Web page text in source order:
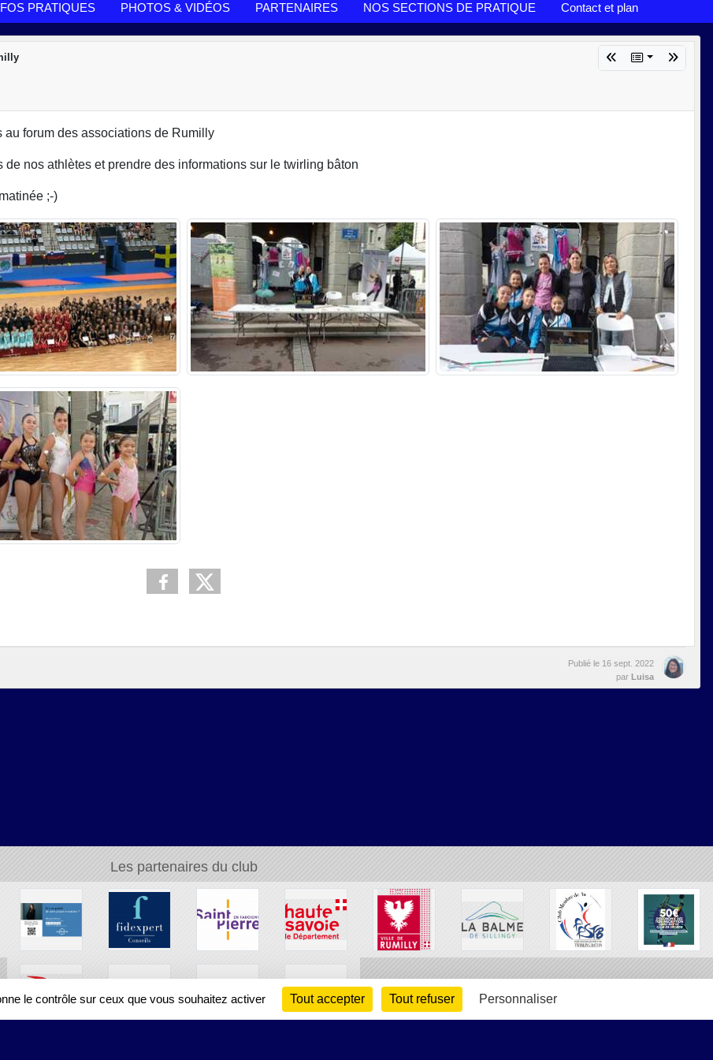
PRATIQUES PHOTOS & VIDÉOS PARTENAIRES NOS SECTIONS DE PRATIQUE Contact et plan
forum des associations de Rumilly
nos athlètes et prendre des informations sur le twirling bâton
;-)
Publié le 16 sept. 2022
par Luisa
Les partenaires du club
le contrôle sur ceux que vous souhaitez activer Tout accepter Tout refuser Personnaliser